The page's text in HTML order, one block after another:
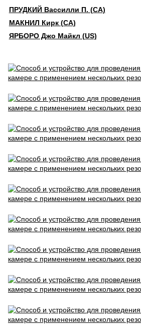
ПРУДКИЙ Вассилли П. (CA)
МАКНИЛ Кирк (CA)
ЯРБОРО Джо Майкл (US)